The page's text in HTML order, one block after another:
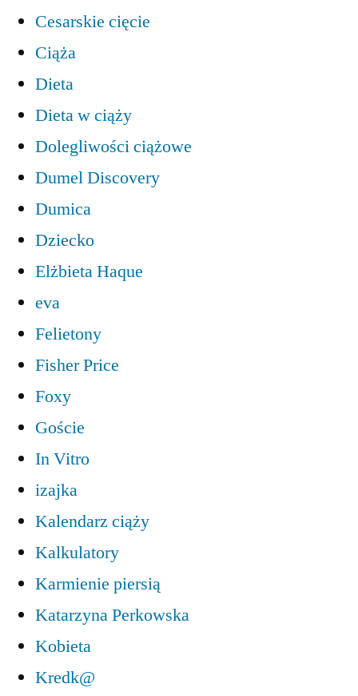
Cesarskie cięcie
Ciąża
Dieta
Dieta w ciąży
Dolegliwości ciążowe
Dumel Discovery
Dumica
Dziecko
Elżbieta Haque
eva
Felietony
Fisher Price
Foxy
Goście
In Vitro
izajka
Kalendarz ciąży
Kalkulatory
Karmienie piersią
Katarzyna Perkowska
Kobieta
Kredk@